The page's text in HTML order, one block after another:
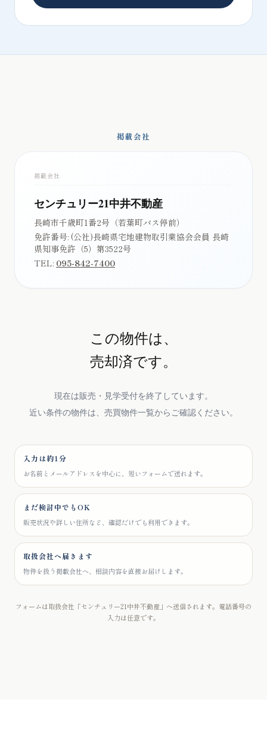
掲載会社
掲載会社
センチュリー21中井不動産
長崎市千歳町1番2号（若葉町バス停前）
免許番号: (公社)長崎県宅地建物取引業協会会員 長崎
県知事免許（5）第3522号
TEL: 095-842-7400
この物件は、
売却済です。
現在は販売・見学受付を終了しています。
近い条件の物件は、売買物件一覧からご確認ください。
入力は約1分
お名前とメールアドレスを中心に、短いフォームで送れます。
まだ検討中でもOK
販売状況や詳しい住所など、確認だけでも利用できます。
取扱会社へ届きます
物件を扱う掲載会社へ、相談内容を直接お届けします。
フォームは取扱会社「センチュリー21中井不動産」へ送信されます。電話番号の
入力は任意です。